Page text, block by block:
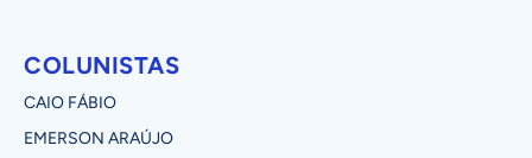
COLUNISTAS
CAIO FÁBIO
EMERSON ARAÚJO